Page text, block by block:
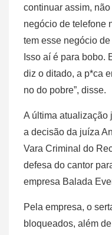
continuar assim,
negócio de telefone
tem esse negócio
Isso aí é para bobo.
diz o ditado, a p*ca
no do pobre”, disse.
A última atualização
a decisão da juíza
Vara Criminal do
defesa do cantor
empresa Balada
Pela empresa, o
bloqueados, além